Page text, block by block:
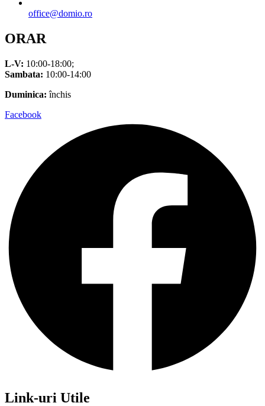
office@domio.ro
ORAR
L-V: 10:00-18:00;
Sambata: 10:00-14:00
Duminica: închis
Facebook
Link-uri Utile